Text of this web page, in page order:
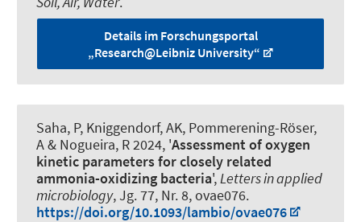
Details im Forschungsportal
„Research@Leibniz University“
Saha, P, Kniggendorf, AK, Pommerening-Röser,
A& Nogueira, R2024, 'Assessment of oxygen
kinetic parameters for closely related
ammonia-oxidizing bacteria',Letters in applied
microbiology, Jg. 77, Nr. 8, ovae076.
https://doi.org/10.1093/lambio/ovae076